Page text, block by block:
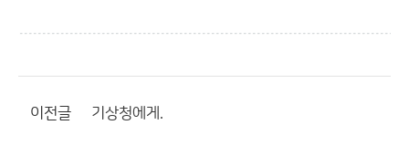
이전글 기상청에게.